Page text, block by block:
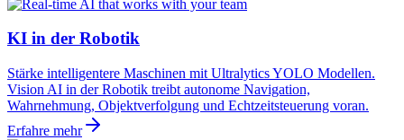
KI in der Robotik
Stärke intelligentere Maschinen mit Ultralytics YOLO Modellen.
Vision AI in der Robotik treibt autonome Navigation,
Wahrnehmung, Objektverfolgung und Echtzeitsteuerung voran.
Erfahre mehr